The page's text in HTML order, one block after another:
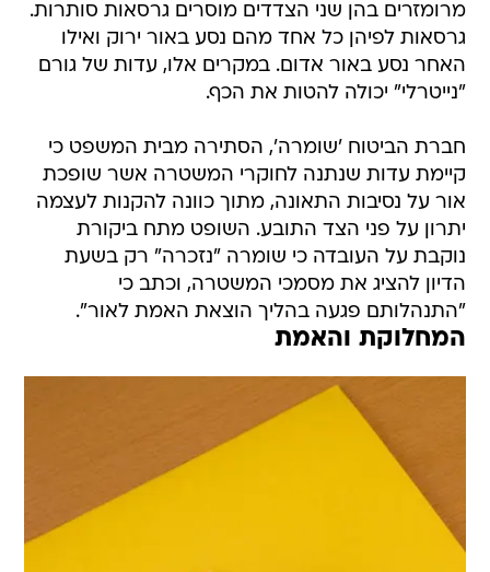
מרומזרים בהן שני הצדדים מוסרים גרסאות סותרות.
גרסאות לפיהן כל אחד מהם נסע באור ירוק ואילו
האחר נסע באור אדום. במקרים אלו, עדות של גורם
"נייטרלי" יכולה להטות את הכף.
חברת הביטוח 'שומרה', הסתירה מבית המשפט כי
קיימת עדות שנתנה לחוקרי המשטרה אשר שופכת
אור על נסיבות התאונה, מתוך כוונה להקנות לעצמה
יתרון על פני הצד התובע. השופט מתח ביקורת
נוקבת על העובדה כי שומרה "נזכרה" רק בשעת
הדיון להציג את מסמכי המשטרה, וכתב כי
"התנהלותם פגעה בהליך הוצאת האמת לאור".
המחלוקת והאמת